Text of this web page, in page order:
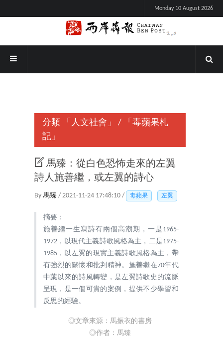
Monday 10 August 2026
分類 「人文社會」 /
「毒蘋果札
記」
馬臻：從白色恐怖走來的左翼
詩人施善繼，或左翼的詩心
By 馬臻 / 2021-11-24 17:48:10 / 毒蘋果 左翼
摘要：
施善繼一生寫詩有兩個高潮期，一是1965-
1972，以現代主義詩歌風格為主，二是1975-
1985，以左翼的現實主義詩歌風格為主，帶
有強烈的關懷和批判精神。施善繼在70年代
中葉以來的詩風轉變，是左翼詩歌史的流脈
呈現，是一個可貴的案例，提供不少學習和
反思的經驗。
◎文章來源： 馬振衣的書房
◎作者：馬臻